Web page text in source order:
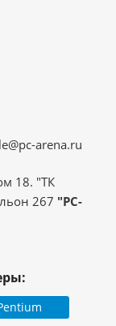
arena.ru
18. "ТК
267 "PC-